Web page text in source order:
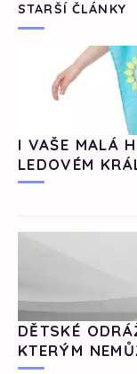
STARŠÍ ČLÁNKY
I VAŠE MALÁ
LEDOVÉM
DĚTSKÉ
KTERÝM